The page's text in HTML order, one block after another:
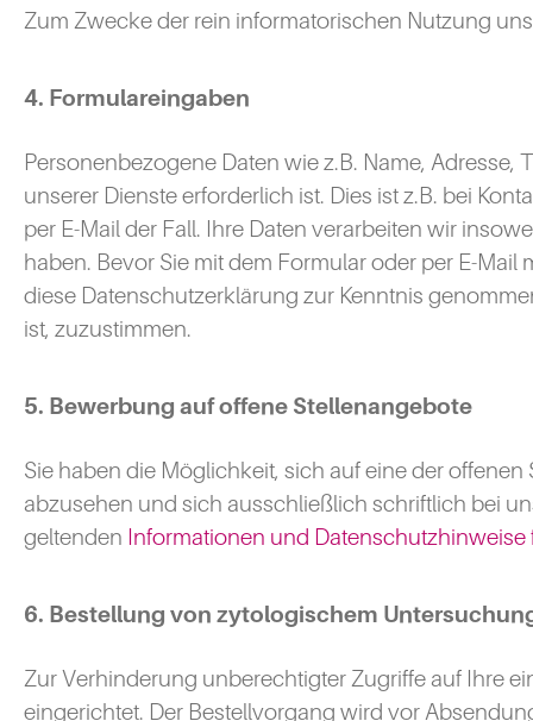
Zum Zwecke der rein informatorischen Nutzung
4. Formulareingaben
Personenbezogene Daten wie z.B. Name,
unserer Dienste erforderlich ist. Dies ist z.B. bei
per E-Mail der Fall. Ihre Daten verarbeiten wir
haben. Bevor Sie mit dem Formular oder per E-
diese Datenschutzerklärung zur Kenntnis
ist, zuzustimmen.
5. Bewerbung auf offene Stellenangebote
Sie haben die Möglichkeit, sich auf eine der
abzusehen und sich ausschließlich schriftlich bei
geltenden Informationen und Datenschutzhinweise
6. Bestellung von zytologischem
Zur Verhinderung unberechtigter Zugriffe auf Ihre
eingerichtet. Der Bestellvorgang wird vor